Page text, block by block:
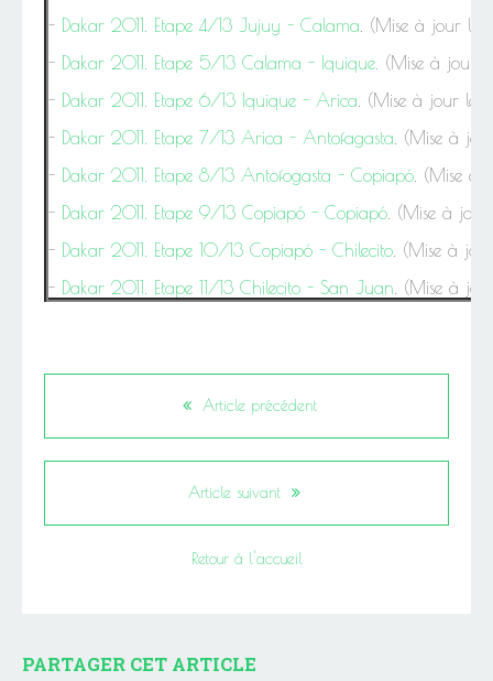
- Dakar 2011. Etape 4/13 Jujuy - Calama . (Mise à jour le
- Dakar 2011. Etape 5/13 Calama - Iquique . (Mise à jour
- Dakar 2011. Etape 6/13 Iquique - Arica . (Mise à jour le
- Dakar 2011. Etape 7/13 Arica - Antofagasta . (Mise à
- Dakar 2011. Etape 8/13 Antofogasta - Copiapó . (Mise à
- Dakar 2011. Etape 9/13 Copiapó - Copiapó . (Mise à
- Dakar 2011. Etape 10/13 Copiapó - Chilecito . (Mise à
- Dakar 2011. Etape 11/13 Chilecito - San Juan . (Mise à
Article précédent
Article suivant
Retour à l'accueil
PARTAGER CET ARTICLE